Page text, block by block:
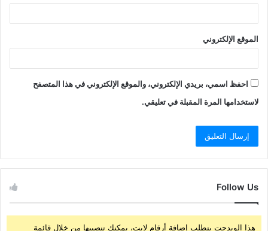
الموقع الإلكتروني
احفظ اسمي، بريدي الإلكتروني، والموقع الإلكتروني في هذا المتصفح
لاستخدامها المرة المقبلة في تعليقي.
Follow Us
هذا الويدجت يتطلب إضافة أرقام لايت، يمكنك تنصيبها من خلال قائمة